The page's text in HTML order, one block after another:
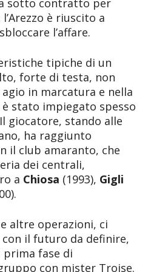
è riuscito a
l’affare.
tipiche di un
forte di testa, non
in marcatura e nella
stato impiegato spesso
giocatore, stando alle
ha raggiunto
il club amaranto, che
dei centrali,
a Chiosa (1993), Gigli
altre operazioni, ci
il futuro da definire,
fase di
con mister Troise.